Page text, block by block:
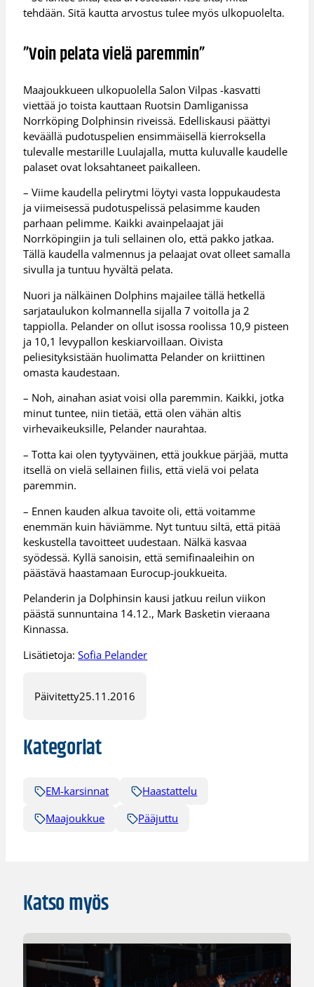
tehdään. Sitä kautta arvostus tulee myös ulkopuolelta.
”Voin pelata vielä paremmin”
Maajoukkueen ulkopuolella Salon Vilpas -kasvatti
viettää jo toista kauttaan Ruotsin Damliganissa
Norrköping Dolphinsin riveissä. Edelliskausi päättyi
keväällä pudotuspelien ensimmäisellä kierroksella
tulevalle mestarille Luulajalla, mutta kuluvalle kaudelle
palaset ovat loksahtaneet paikalleen.
– Viime kaudella pelirytmi löytyi vasta loppukaudesta
ja viimeisessä pudotuspelissä pelasimme kauden
parhaan pelimme. Kaikki avainpelaajat jäi
Norrköpingiin ja tuli sellainen olo, että pakko jatkaa.
Tällä kaudella valmennus ja pelaajat ovat olleet samalla
sivulla ja tuntuu hyvältä pelata.
Nuori ja nälkäinen Dolphins majailee tällä hetkellä
sarjataulukon kolmannella sijalla 7 voitolla ja 2
tappiolla. Pelander on ollut isossa roolissa 10,9 pisteen
ja 10,1 levypallon keskiarvoillaan. Oivista
peliesityksistään huolimatta Pelander on kriittinen
omasta kaudestaan.
– Noh, ainahan asiat voisi olla paremmin. Kaikki, jotka
minut tuntee, niin tietää, että olen vähän altis
virhevaikeuksille, Pelander naurahtaa.
– Totta kai olen tyytyväinen, että joukkue pärjää, mutta
itsellä on vielä sellainen fiilis, että vielä voi pelata
paremmin.
– Ennen kauden alkua tavoite oli, että voitamme
enemmän kuin häviämme. Nyt tuntuu siltä, että pitää
keskustella tavoitteet uudestaan. Nälkä kasvaa
syödessä. Kyllä sanoisin, että semifinaaleihin on
päästävä haastamaan Eurocup-joukkueita.
Pelanderin ja Dolphinsin kausi jatkuu reilun viikon
päästä sunnuntaina 14.12., Mark Basketin vieraana
Kinnassa.
Lisätietoja:Sofia Pelander
Päivitetty25.11.2016
Kategoriat
EM-karsinnat
Haastattelu
Maajoukkue
Pääjuttu
Katso myös